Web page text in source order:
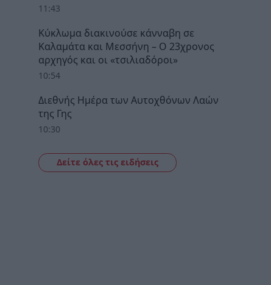
11:43
Κύκλωμα διακινούσε κάνναβη σε
Καλαμάτα και Μεσσήνη – Ο 23χρονος
αρχηγός και οι «τσιλιαδόροι»
10:54
Διεθνής Ημέρα των Αυτοχθόνων Λαών
της Γης
10:30
Δείτε όλες τις ειδήσεις